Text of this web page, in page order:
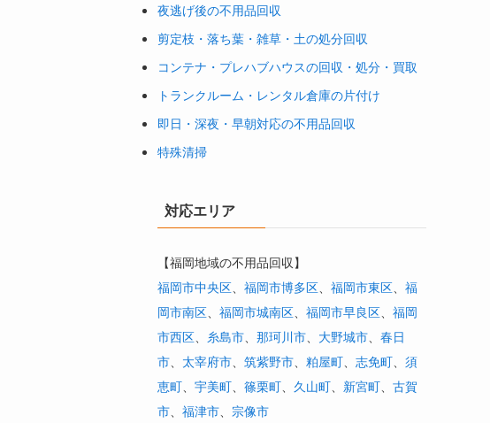
夜逃げ後の不用品回収
剪定枝・落ち葉・雑草・土の処分回収
コンテナ・プレハブハウスの回収・処分・買取
トランクルーム・レンタル倉庫の片付け
即日・深夜・早朝対応の不用品回収
特殊清掃
対応エリア
【福岡地域の不用品回収】
福岡市中央区、 福岡市博多区、 福岡市東区、 福
岡市南区、 福岡市城南区、 福岡市早良区、 福岡
市西区、 糸島市、 那珂川市、 大野城市、 春日
市、 太宰府市、 筑紫野市、 粕屋町、 志免町、 須
恵町、 宇美町、 篠栗町、 久山町、 新宮町、 古賀
市、 福津市、 宗像市